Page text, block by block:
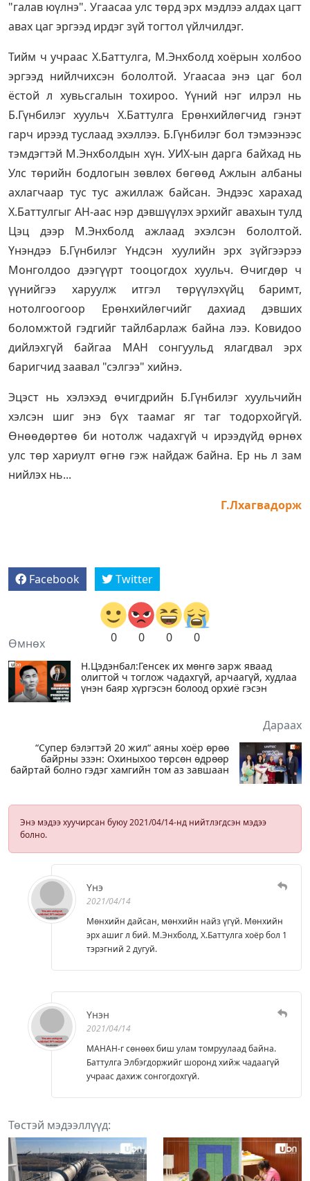
"галав юүлнэ". Угаасаа улс төрд эрх мэдлээ алдах цагт
авах цаг эргээд ирдэг зүй тогтол үйлчилдэг.
Тийм ч учраас Х.Баттулга, М.Энхболд хоёрын холбоо
эргээд нийлчихсэн бололтой. Угаасаа энэ цаг бол
ёстой л хувьсгалын тохироо. Үүний нэг илрэл нь
Б.Гүнбилэг хуульч Х.Баттулга Ерөнхийлөгчид гэнэт
гарч ирээд туслаад эхэллээ. Б.Гүнбилэг бол тэмээнээс
тэмдэгтэй М.Энхболдын хүн. УИХ-ын дарга байхад нь
Улс төрийн бодлогын зөвлөх бөгөөд Ажлын албаны
ахлагчаар тус тус ажиллаж байсан. Эндээс харахад
Х.Баттулгыг АН-аас нэр дэвшүүлэх эрхийг авахын тулд
Цэц дээр М.Энхболд ажлаад эхэлсэн бололтой.
Үнэндээ Б.Гүнбилэг Үндсэн хуулийн эрх зүйгээрээ
Монголдоо дээгүүрт тооцогдох хуульч. Өчигдөр ч
үүнийгээ харуулж итгэл төрүүлэхүйц баримт,
нотолгоогоор Ерөнхийлөгчийг дахиад дэвших
боломжтой гэдгийг тайлбарлаж байна лээ. Ковидоо
дийлэхгүй байгаа МАН сонгуульд ялагдвал эрх
баригчид заавал "сэлгээ" хийнэ.
Эцэст нь хэлэхэд өчигдрийн Б.Гүнбилэг хуульчийн
хэлсэн шиг энэ бүх таамаг яг таг тодорхойгүй.
Өнөөдөртөө би нотолж чадахгүй ч ирээдүйд өрнөх
улс төр хариулт өгнө гэж найдаж байна. Ер нь л зам
нийлэх нь...
Г.Лхагвадорж
Facebook Twitter
0 0 0 0
Өмнөх
Н.Цэдэнбал:Генсек их мөнгө зарж яваад
олигтой ч тоглож чадахгүй, арчаагүй, худлаа
үнэн баяр хүргэсэн болоод орхиё гэсэн
Дараах
“Супер бэлэгтэй 20 жил“ аяны хоёр өрөө
байрны эзэн: Охиныхоо төрсөн өдрөөр
байртай болно гэдэг хамгийн том аз завшаан
Энэ мэдээ хуучирсан буюу 2021/04/14-нд нийтлэгдсэн мэдээ
болно.
Үнэ
2021/04/14
Мөнхийн дайсан, мөнхийн найз үгүй. Мөнхийн
эрх ашиг л бий. М.Энхболд, Х.Баттулга хоёр бол 1
тэрэгний 2 дугуй.
Үнэн
2021/04/14
МАНАН-г сөнөөх биш улам томруулаад байна.
Баттулга Элбэгдоржийг шоронд хийж чадаагүй
учраас дахиж сонгогдохгүй.
Төстэй мэдээллүүд: